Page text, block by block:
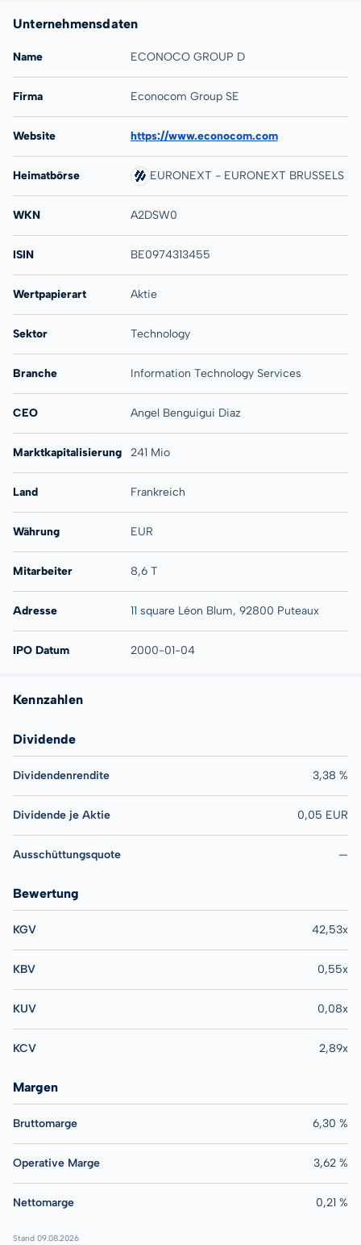
Unternehmensdaten
Name ECONOCO GROUP D
Firma Econocom Group SE
Website https://www.econocom.com
Heimatbörse EURONEXT - EURONEXT BRUSSELS
WKN A2DSW0
ISIN BE0974313455
Wertpapierart Aktie
Sektor Technology
Branche Information Technology Services
CEO Angel Benguigui Diaz
Marktkapitalisierung 241 Mio
Land Frankreich
Währung EUR
Mitarbeiter 8,6 T
Adresse 11 square Léon Blum, 92800 Puteaux
IPO Datum 2000-01-04
Kennzahlen
Dividende
Dividendenrendite 3,38 %
Dividende je Aktie 0,05 EUR
Ausschüttungsquote —
Bewertung
KGV 42,53x
KBV 0,55x
KUV 0,08x
KCV 2,89x
Margen
Bruttomarge 6,30 %
Operative Marge 3,62 %
Nettomarge 0,21 %
Stand 09.08.2026